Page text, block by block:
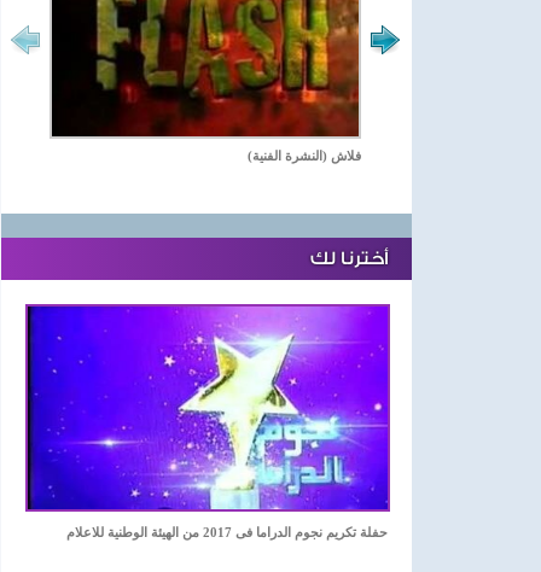
فلاش (النشرة الفنية)
أخترنا لك
حفلة تكريم نجوم الدراما فى 2017 من الهيئة الوطنية للاعلام